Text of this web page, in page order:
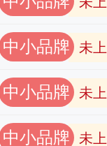
中小品牌 未
中小品牌 未
中小品牌 未